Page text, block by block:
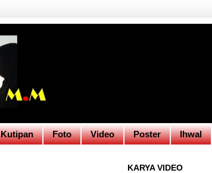
Kutipan Foto Video Poster Ihwal
KARYA VIDEO